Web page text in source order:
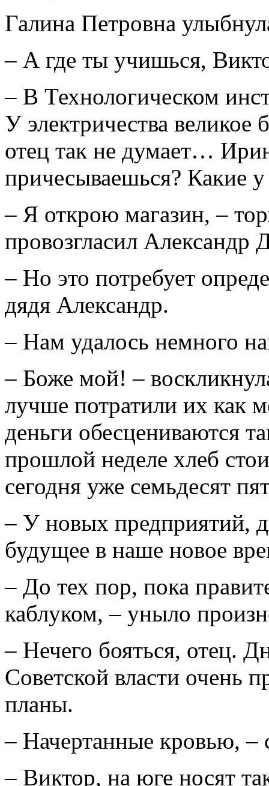
Галина Петровна
– А где ты учишься,
– В Технологическом
У электричества
отец так не думает…
причесываешься? Какие
– Я открою магазин, –
провозгласил Александр
– Но это потребует
дядя Александр.
– Нам удалось немного
– Боже мой! –
лучше потратили их как
деньги обесцениваются
прошлой неделе хлеб
сегодня уже семьдесят
– У новых предприятий,
будущее в наше новое
– До тех пор, пока
каблуком, – уныло
– Нечего бояться, отец.
Советской власти очень
планы.
– Начертанные кровью, –
– Виктор, на юге носят